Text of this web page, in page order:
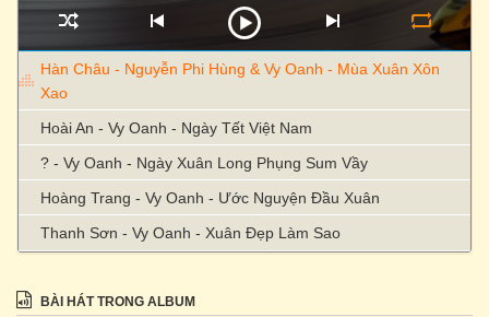
Hàn Châu - Nguyễn Phi Hùng & Vy Oanh - Mùa Xuân Xôn
Xao
Hoài An - Vy Oanh - Ngày Tết Việt Nam
? - Vy Oanh - Ngày Xuân Long Phụng Sum Vầy
Hoàng Trang - Vy Oanh - Ước Nguyện Đầu Xuân
Thanh Sơn - Vy Oanh - Xuân Đẹp Làm Sao
BÀI HÁT TRONG ALBUM